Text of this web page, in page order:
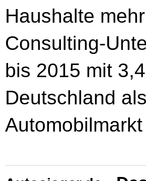
Haushalte
Consulting-
bis 2015 mit
Deutschland